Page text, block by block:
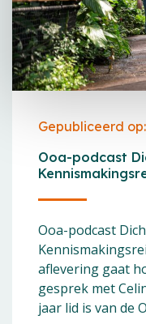
Gepubliceerd
Ooa-podcast
Ooa-podcast
aflevering gaat
gesprek met
jaar lid is van de